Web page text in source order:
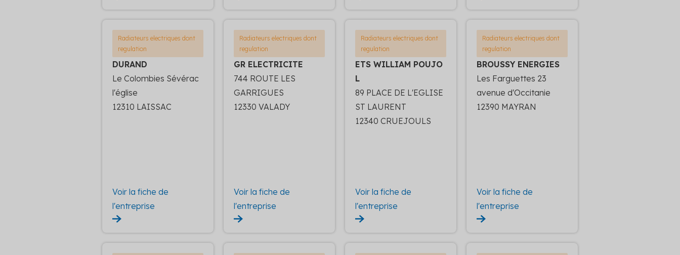
Radiateurs electriques dont
regulation
DURAND
Le Colombies Sévérac
l'église
12310 LAISSAC
Voir la fiche de
l'entreprise
Radiateurs electriques dont
regulation
GR ELECTRICITE
744 ROUTE LES
GARRIGUES
12330 VALADY
Voir la fiche de
l'entreprise
Radiateurs electriques dont
regulation
ETS WILLIAM POUJO
L
89 PLACE DE L'EGLISE
ST LAURENT
12340 CRUEJOULS
Voir la fiche de
l'entreprise
Radiateurs electriques dont
regulation
BROUSSY ENERGIES
Les Farguettes 23
avenue d'Occitanie
12390 MAYRAN
Voir la fiche de
l'entreprise